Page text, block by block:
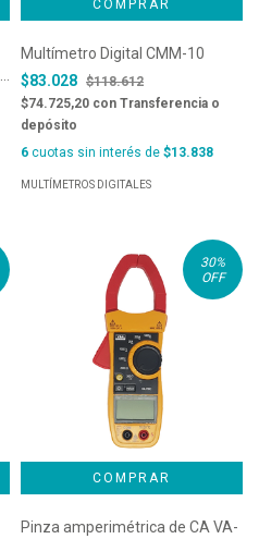
Multímetro Digital CMM-10
$83.028 $118.612
$74.725,20 con Transferencia o
depósito
6 cuotas sin interés de $13.838
MULTÍMETROS DIGITALES
30%
OFF
Pinza amperimétrica de CA VA-